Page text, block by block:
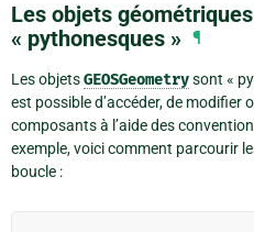
Les objets
« pythonesques » ¶
Les objetsGEOSGeometrysont «
est possible d’accéder, de modifier
composants à l’aide des
exemple, voici comment parcourir
boucle :